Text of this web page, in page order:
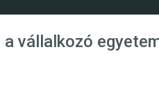
vállalkozó